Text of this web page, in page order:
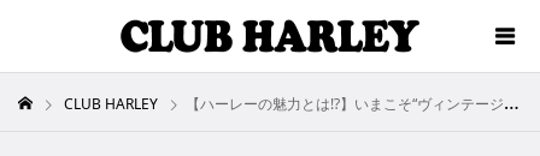
CLUB HARLEY 【ハーレーの魅力とは!?】いまこそ“ヴィンテージ感”に注目!! その１